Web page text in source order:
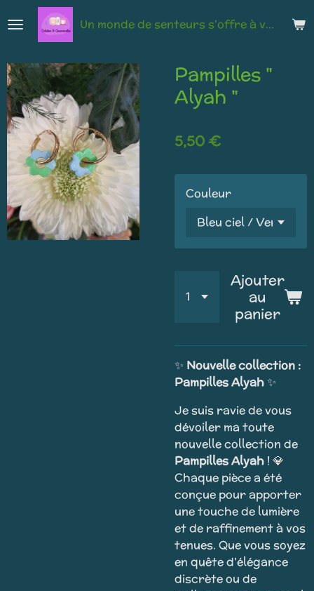
au
principal
Un monde de senteurs s'offre à vous
Pampilles "
Alyah "
5,50 €
Couleur
Ajouter
au
panier
✨ Nouvelle collection :
Pampilles Alyah✨
Je suis ravie de vous
dévoiler ma toute
nouvelle collection de
Pampilles Alyah ! 💎
Chaque pièce a été
conçue pour apporter
une touche de lumière
et de raffinement à vos
tenues. Que vous soyez
en quête d'élégance
discrète ou de